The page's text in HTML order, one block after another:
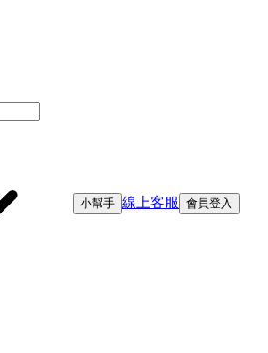
小幫手 線上客服 會員登入